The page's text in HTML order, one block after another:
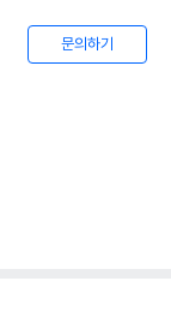
문의하기